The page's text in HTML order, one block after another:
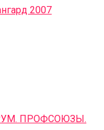
2007
ПРОФСОЮЗЫ.